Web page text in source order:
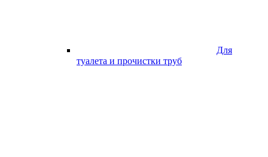
Для
туалета и прочистки труб